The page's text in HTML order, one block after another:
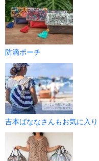
防滴ポーチ
吉本ばななさんもお気に入り